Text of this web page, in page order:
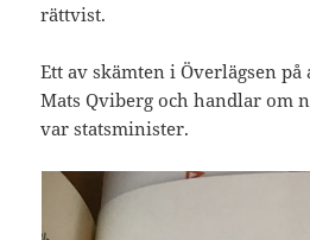
rättvist.
Ett av skämten i Överlägsen
Mats Qviberg och handlar om
var statsminister.